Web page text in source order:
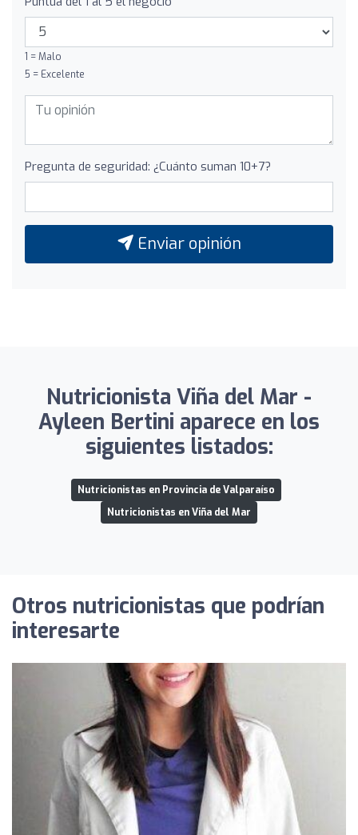
1 = Malo
5 = Excelente
Pregunta de seguridad: ¿Cuánto suman 10+7?
Enviar opinión
Nutricionista Viña del Mar -
Ayleen Bertini aparece en los
siguientes listados:
Nutricionistas en Provincia de Valparaíso
Nutricionistas en Viña del Mar
Otros nutricionistas que podrían
interesarte